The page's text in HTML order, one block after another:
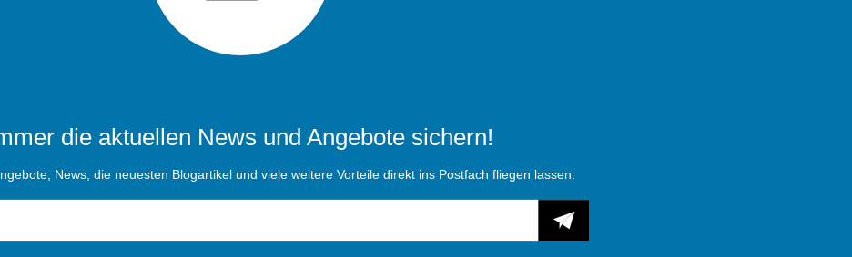
die aktuellen News und Angebote sichern!
News, die neuesten Blogartikel und viele weitere Vorteile direkt ins Postfach fliegen lassen.